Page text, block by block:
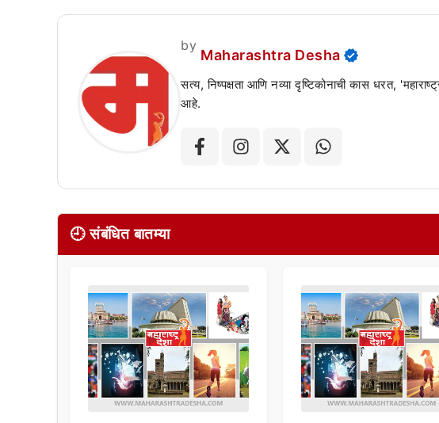
by
Maharashtra Desha
सत्य, निष्पक्षता आणि नव्या दृष्टिकोनाची कास धरत,
आहे.
🕘 संबंधित बातम्या